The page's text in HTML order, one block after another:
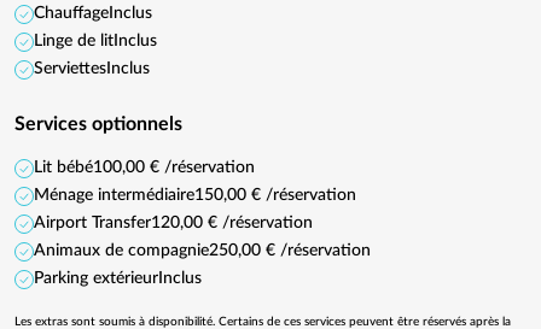
Chauffage Inclus
Linge de lit Inclus
Serviettes Inclus
Services optionnels
Lit bébé100,00 € /réservation
Ménage intermédiaire150,00 € /réservation
Airport Transfer120,00 € /réservation
Animaux de compagnie250,00 € /réservation
Parking extérieur Inclus
Les extras sont soumis à disponibilité. Certains de ces services peuvent être réservés après la